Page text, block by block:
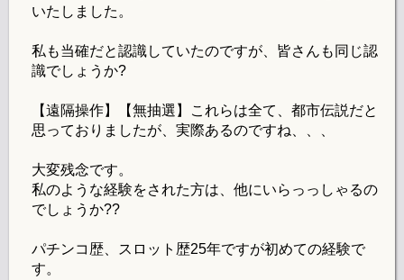
いたしました。
私も当確だと認識していたのですが、皆さんも同じ認
識でしょうか?
【遠隔操作】【無抽選】これらは全て、都市伝説だと
思っておりましたが、実際あるのですね、、、
大変残念です。
私のような経験をされた方は、他にいらっっしゃるの
でしょうか??
パチンコ歴、スロット歴25年ですが初めての経験で
す。